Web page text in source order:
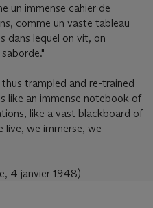
un immense cahier de
comme un vaste tableau
dans lequel on vit, on
trampled and re-trained
like an immense notebook of
like a vast blackboard of
live, we immerse, we
4 janvier 1948)